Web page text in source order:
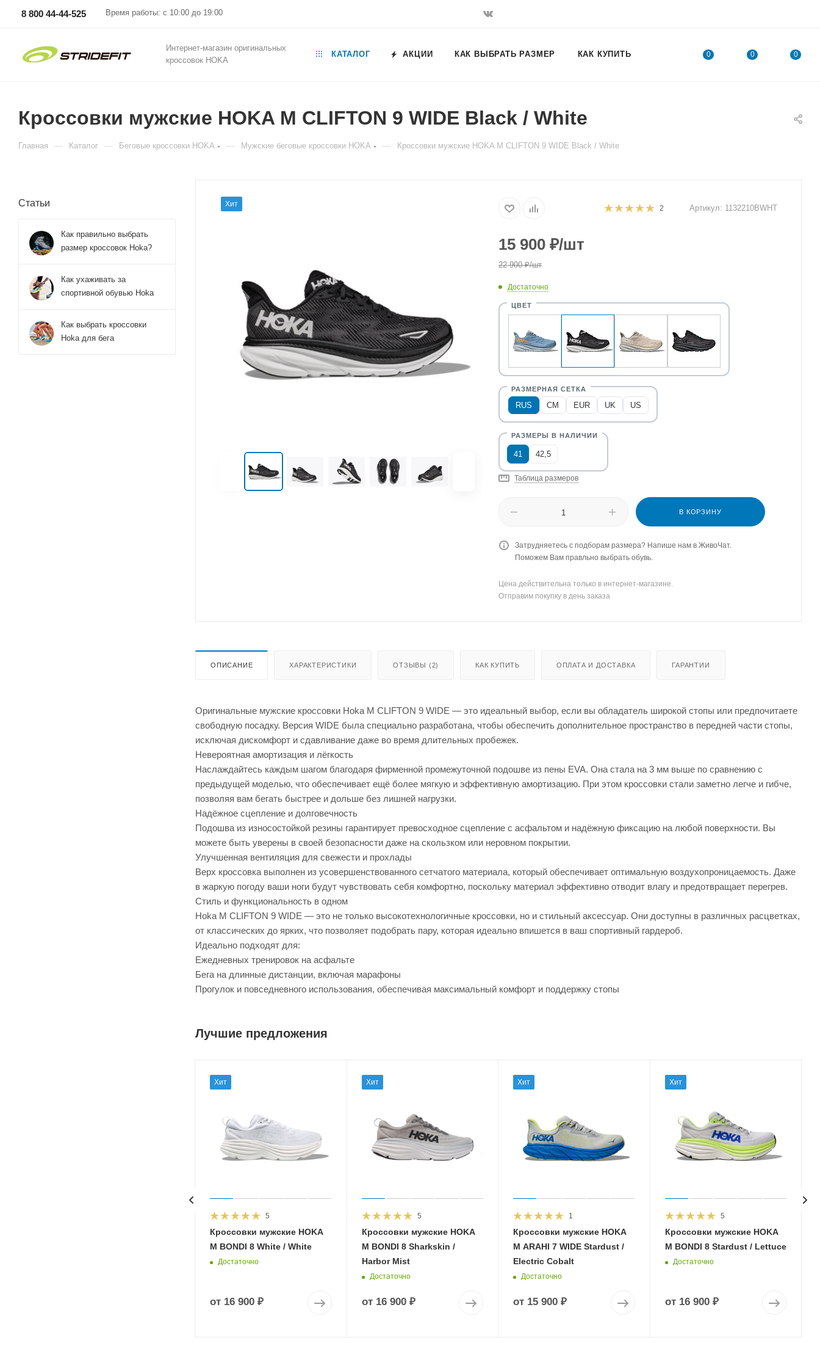
8 800 44-44-525 Время работы: с 10:00 до 19:00
0 0 0
Интернет-магазин оригинальных
кроссовок HOKA
КАТАЛОГ АКЦИИ КАК ВЫБРАТЬ РАЗМЕР КАК КУПИТЬ
Кроссовки мужские HOKA M CLIFTON 9 WIDE Black / White
Главная — Каталог — Беговые кроссовки HOKA — Мужские беговые кроссовки HOKA — Кроссовки мужские HOKA M CLIFTON 9 WIDE Black / White
Хит 2 Артикул: 1132210BWHT
15 900 ₽/шт
22 900₽/шт
Достаточно
RUS CM EUR UK US
41 42,5
Таблица размеров
В КОРЗИНУ
Затрудняетесь с подборам размера? Напише нам в ЖивоЧат.
Поможем Вам правльно выбрать обувь.
Цена действительна только в интернет-магазине.
Отправим покупку в день заказа
ОПИСАНИЕ ХАРАКТЕРИСТИКИ ОТЗЫВЫ (2) КАК КУПИТЬ ОПЛАТА И ДОСТАВКА ГАРАНТИИ
Оригинальные мужские кроссовки Hoka M CLIFTON 9 WIDE — это идеальный выбор, если вы обладатель широкой стопы или предпочитаете
свободную посадку. Версия WIDE была специально разработана, чтобы обеспечить дополнительное пространство в передней части стопы,
исключая дискомфорт и сдавливание даже во время длительных пробежек.
Невероятная амортизация и лёгкость
Наслаждайтесь каждым шагом благодаря фирменной промежуточной подошве из пены EVA. Она стала на 3 мм выше по сравнению с
предыдущей моделью, что обеспечивает ещё более мягкую и эффективную амортизацию. При этом кроссовки стали заметно легче и гибче,
позволяя вам бегать быстрее и дольше без лишней нагрузки.
Надёжное сцепление и долговечность
Подошва из износостойкой резины гарантирует превосходное сцепление с асфальтом и надёжную фиксацию на любой поверхности. Вы
можете быть уверены в своей безопасности даже на скользком или неровном покрытии.
Улучшенная вентиляция для свежести и прохлады
Верх кроссовка выполнен из усовершенствованного сетчатого материала, который обеспечивает оптимальную воздухопроницаемость. Даже
в жаркую погоду ваши ноги будут чувствовать себя комфортно, поскольку материал эффективно отводит влагу и предотвращает перегрев.
Стиль и функциональность в одном
Hoka M CLIFTON 9 WIDE — это не только высокотехнологичные кроссовки, но и стильный аксессуар. Они доступны в различных расцветках,
от классических до ярких, что позволяет подобрать пару, которая идеально впишется в ваш спортивный гардероб.
Идеально подходят для:
Ежедневных тренировок на асфальте
Бега на длинные дистанции, включая марафоны
Прогулок и повседневного использования, обеспечивая максимальный комфорт и поддержку стопы
Лучшие предложения
Хит
5
Кроссовки мужские HOKA
M BONDI 8 White / White
Достаточно
от 16 900 ₽
Хит
5
Кроссовки мужские HOKA
M BONDI 8 Sharkskin /
Harbor Mist
Достаточно
от 16 900 ₽
Хит
1
Кроссовки мужские HOKA
M ARAHI 7 WIDE Stardust /
Electric Cobalt
Достаточно
от 15 900 ₽
Хит
5
Кроссовки мужские HOKA
M BONDI 8 Stardust / Lettuce
Достаточно
от 16 900 ₽
Статьи
Как правильно выбрать
размер кроссовок Hoka?
Как ухаживать за
спортивной обувью Hoka
Как выбрать кроссовки
Hoka для бега